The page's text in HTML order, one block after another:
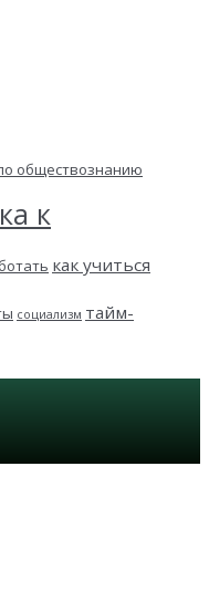
обществознанию
к
как учиться
социализм тайм-